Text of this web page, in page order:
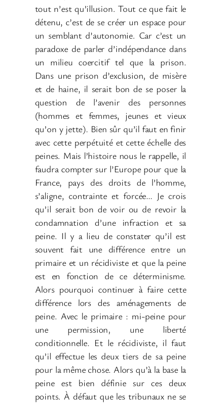
tout n’est qu’illusion. Tout ce que fait le
détenu, c’est de se créer un espace pour
un semblant d’autonomie. Car c’est un
paradoxe de parler d’indépendance dans
un milieu coercitif tel que la prison.
Dans une prison d’exclusion, de misère
et de haine, il serait bon de se poser la
question de l’avenir des personnes
(hommes et femmes, jeunes et vieux
qu’on y jette). Bien sûr qu’il faut en finir
avec cette perpétuité et cette échelle des
peines. Mais l’histoire nous le rappelle, il
faudra compter sur l’Europe pour que la
France, pays des droits de l’homme,
s’aligne, contrainte et forcée… Je crois
qu’il serait bon de voir ou de revoir la
condamnation d’une infraction et sa
peine. Il y a lieu de constater qu’il est
souvent fait une différence entre un
primaire et un récidiviste et que la peine
est en fonction de ce déterminisme.
Alors pourquoi continuer à faire cette
différence lors des aménagements de
peine. Avec le primaire : mi-peine pour
une permission, une liberté
conditionnelle. Et le récidiviste, il faut
qu’il effectue les deux tiers de sa peine
pour la même chose. Alors qu’à la base la
peine est bien définie sur ces deux
points. À défaut que les tribunaux ne se